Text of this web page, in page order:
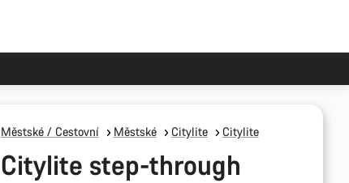
Městské / Cestovní Městské Citylite Citylite
Citylite step-through